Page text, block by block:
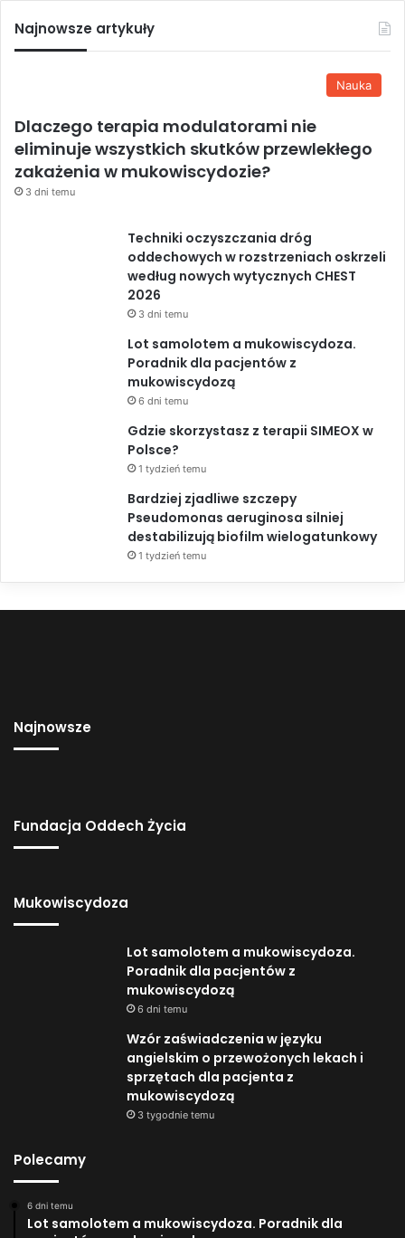
Najnowsze artykuły
Nauka
Dlaczego terapia modulatorami nie
eliminuje wszystkich skutków przewlekłego
zakażenia w mukowiscydozie?
3 dni temu
Techniki oczyszczania dróg
oddechowych w rozstrzeniach oskrzeli
według nowych wytycznych CHEST
2026
3 dni temu
Lot samolotem a mukowiscydoza.
Poradnik dla pacjentów z
mukowiscydozą
6 dni temu
Gdzie skorzystasz z terapii SIMEOX w
Polsce?
1 tydzień temu
Bardziej zjadliwe szczepy
Pseudomonas aeruginosa silniej
destabilizują biofilm wielogatunkowy
1 tydzień temu
Najnowsze
Fundacja Oddech Życia
Mukowiscydoza
Lot samolotem a mukowiscydoza.
Poradnik dla pacjentów z
mukowiscydozą
6 dni temu
Wzór zaświadczenia w języku
angielskim o przewożonych lekach i
sprzętach dla pacjenta z
mukowiscydozą
3 tygodnie temu
Polecamy
6 dni temu
Lot samolotem a mukowiscydoza. Poradnik dla